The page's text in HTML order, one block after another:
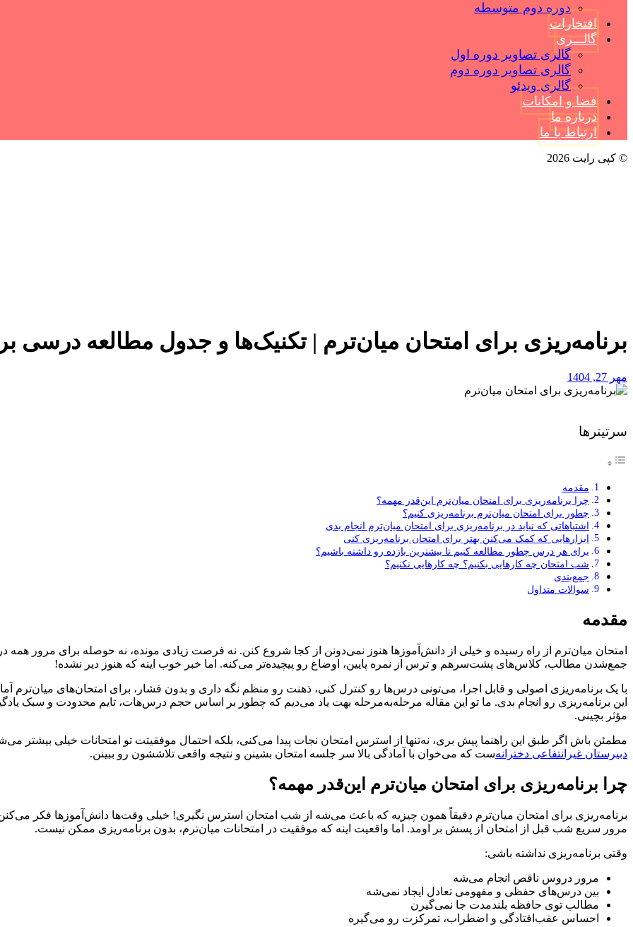
دوره دوم متوسطه
افتخارات
گالـــری
گالری تصاویر دوره اول
گالری تصاویر دوره دوم
گالری ویدئو
فضا و امکانات
درباره ما
ارتباط با ما
© کپی رایت 2026
برنامه‌ریزی برای امتحان میان‌ترم | تکنیک‌ها و جدول مطالعه درسی
مهر 27, 1404
سرتیترها
مقدمه
چرا برنامه‌ریزی برای امتحان میان‌ترم این‌قدر مهمه؟
چطور برای امتحان میان‌ترم برنامه‌ریزی کنیم؟
اشتباهاتی که نباید در برنامه‌ریزی برای امتحان میان‌ترم انجام بدی
ابزارهایی که کمک می‌کنن بهتر برای امتحان برنامه‌ریزی کنی
برای هر درس چطور مطالعه کنیم تا بیشترین بازده رو داشته باشیم؟
شب امتحان چه کارهایی بکنیم؟ چه کارهایی نکنیم؟
جمع‌بندی
سوالات متداول
مقدمه
امتحان میان‌ترم از راه رسیده و خیلی از دانش‌آموزها هنوز نمی‌دونن از کجا شروع کنن. نه فرصت زیادی مونده، نه حوصله برای مرور
جمع‌شدن مطالب، کلاس‌های پشت‌سرهم و ترس از نمره پایین، اوضاع رو پیچیده‌تر می‌کنه. اما خبر خوب اینه که هنوز دیر نشده!
با یک برنامه‌ریزی اصولی و قابل اجرا، می‌تونی درس‌ها رو کنترل کنی، ذهنت رو منظم نگه داری و بدون فشار، برای امتحان‌های میان‌ترم
این برنامه‌ریزی رو انجام بدی. ما تو این مقاله مرحله‌به‌مرحله بهت یاد می‌دیم که چطور بر اساس حجم درس‌هات، تایم محدودت و سبک
مؤثر بچینی.
مطمئن باش اگر طبق این راهنما پیش بری، نه‌تنها از استرس امتحان نجات پیدا می‌کنی، بلکه احتمال موفقیتت تو امتحانات خیلی بیشتر
دبیرستان غیرانتفاعی دخترانه‌ست که می‌خوان با آمادگی بالا سر جلسه امتحان بشینن و نتیجه واقعی تلاششون رو ببینن.
چرا برنامه‌ریزی برای امتحان میان‌ترم این‌قدر مهمه؟
برنامه‌ریزی برای امتحان میان‌ترم دقیقاً همون چیزیه که باعث می‌شه از شب امتحان استرس نگیری! خیلی وقت‌ها دانش‌آموزها فکر
مرور سریع شب قبل از امتحان از پسش بر اومد. اما واقعیت اینه که موفقیت در امتحانات میان‌ترم، بدون برنامه‌ریزی ممکن نیست.
وقتی برنامه‌ریزی نداشته باشی:
مرور دروس ناقص انجام می‌شه
بین درس‌های حفظی و مفهومی تعادل ایجاد نمی‌شه
مطالب توی حافظه بلندمدت جا نمی‌گیرن
احساس عقب‌افتادگی و اضطراب، تمرکزت رو می‌گیره